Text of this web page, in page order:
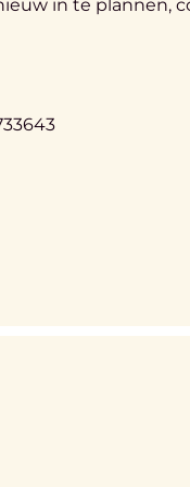
in te plannen,